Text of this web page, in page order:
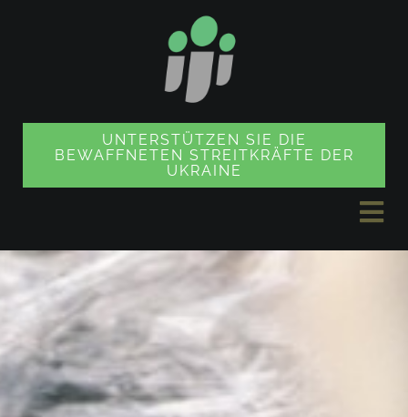
UNTERSTÜTZEN SIE DIE
BEWAFFNETEN STREITKRÄFTE DER
UKRAINE
NACHRICHTEN
PROJEKTE
SOUVENIR SHOP